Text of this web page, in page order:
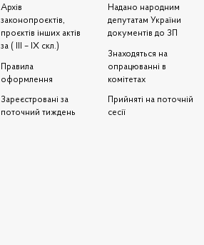
Архів
законопроєктів,
проєктів інших актів
за ( III – IX скл.)
Правила
оформлення
Зареєстровані за
поточний тиждень
Надано народним
депутатам України
документів до ЗП
Знаходяться на
опрацюванні в
комітетах
Прийняті на поточній
сесії